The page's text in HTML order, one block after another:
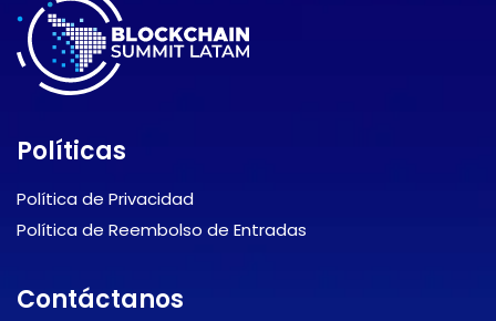
Políticas
Política de Privacidad
Política de Reembolso de Entradas
Contáctanos